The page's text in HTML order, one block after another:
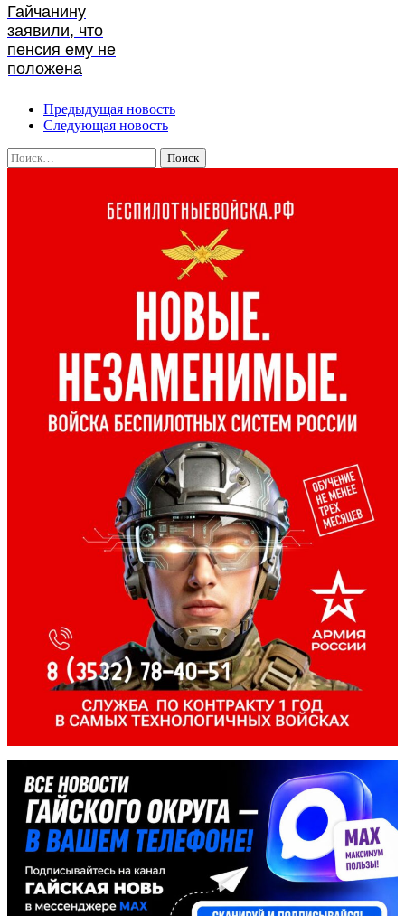
Гайчанину
заявили, что
пенсия ему не
положена
Предыдущая новость
Следующая новость
Найти: